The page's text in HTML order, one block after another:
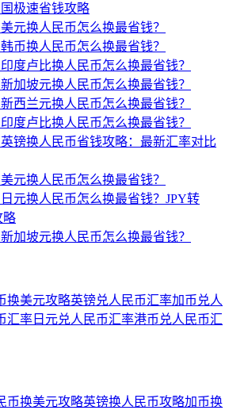
极速省钱攻略
元换人民币怎么换最省钱？
币换人民币怎么换最省钱？
度卢比换人民币怎么换最省钱？
加坡元换人民币怎么换最省钱？
西兰元换人民币怎么换最省钱？
度卢比换人民币怎么换最省钱？
英镑换人民币省钱攻略：最新汇率对比
元换人民币怎么换最省钱？
日元换人民币怎么换最省钱？JPY转
略
加坡元换人民币怎么换最省钱？
换美元攻略英镑兑人民币汇率加币兑人
汇率 日元兑人民币汇率港币兑人民币汇
币换美元攻略英镑换人民币攻略加币换